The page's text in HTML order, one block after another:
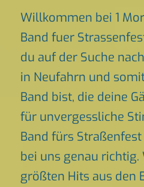
Willkommen bei 1
Band fuer
du auf der Suche
in Neufahrn und
Band bist, die deine
für unvergessliche
Band fürs
bei uns genau
größten Hits aus den